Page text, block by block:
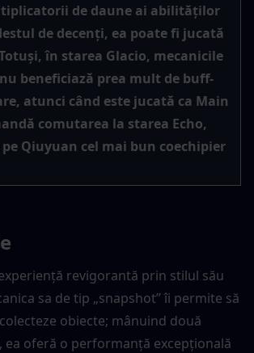
de daune ai abilităților
de decenți, ea poate fi jucată
în starea Glacio, mecanicile
beneficiază prea mult de buff-
atunci când este jucată ca Main
comutarea la starea Echo,
pe Qiuyuan cel mai bun coechipier
revigorantă prin stilul său
sa de tip „snapshot” îi permite să
obiecte; mânuind două
ea oferă o performanță excepțională